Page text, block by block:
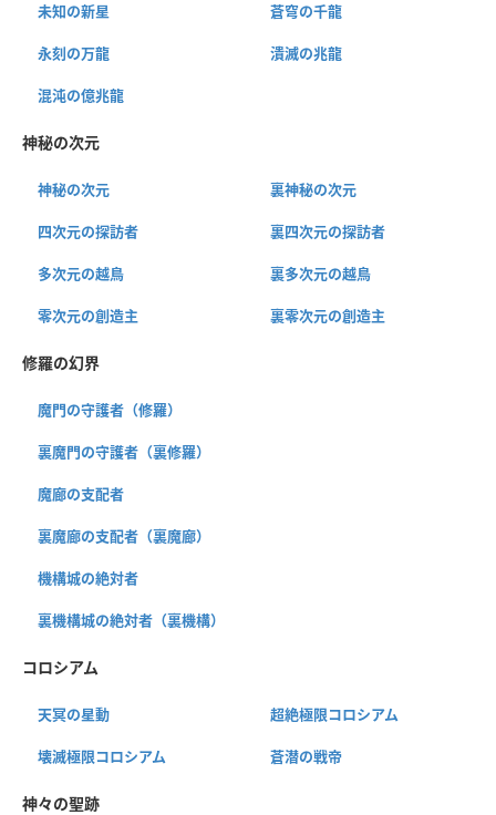
未知の新星 蒼穹の千龍
永刻の万龍 潰滅の兆龍
混沌の億兆龍
神秘の次元
神秘の次元 裏神秘の次元
四次元の探訪者 裏四次元の探訪者
多次元の越鳥 裏多次元の越鳥
零次元の創造主 裏零次元の創造主
修羅の幻界
魔門の守護者（修羅）
裏魔門の守護者（裏修羅）
魔廊の支配者
裏魔廊の支配者（裏魔廊）
機構城の絶対者
裏機構城の絶対者（裏機構）
コロシアム
天冥の星動 超絶極限コロシアム
壊滅極限コロシアム 蒼潜の戦帝
神々の聖跡